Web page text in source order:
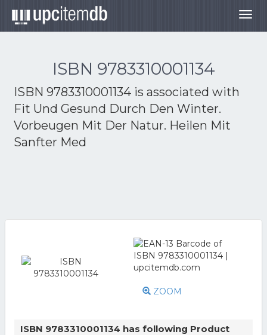
ISBN 9783310001134
ISBN 9783310001134 is associated with
Fit Und Gesund Durch Den Winter.
Vorbeugen Mit Der Natur. Heilen Mit
Sanfter Med
ZOOM
ISBN 9783310001134 has following Product